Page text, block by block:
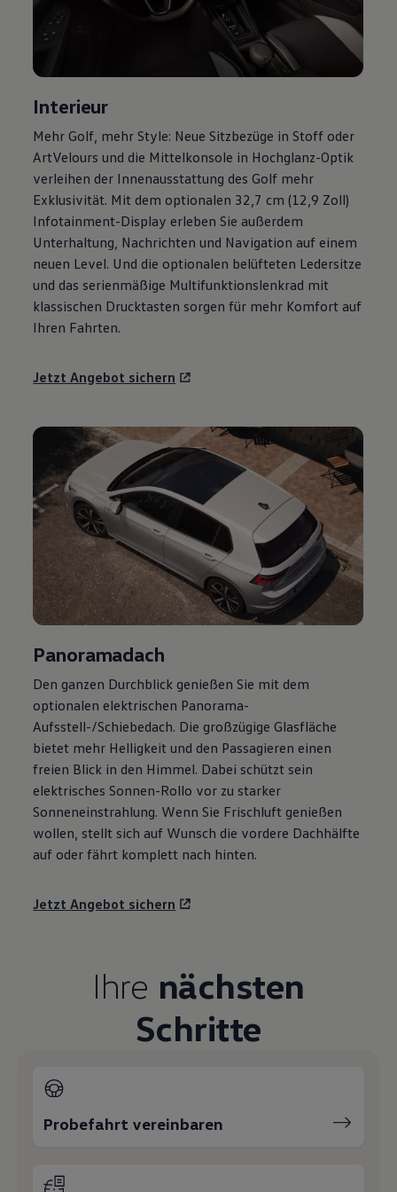
Motorenöl und Flüssigkeiten
Pannen- und Unfallhilfe
Economy Service
Volkswagen Teile
Modellspezifisches Zubehör
Transport
Entertainment und Elektronik
Individualisieren
Wallbox und Ladekabel
Digitale Extras
Dienste für Ihr Modell finden
Volkswagen Apps, Login und Shop
Handy und Fahrzeug verbinden
Updates für Software, Karten und Radio
Über Ihr Auto
Vorgängermodelle
Kundeninformationen
Volkswagen Kundenbetreuung
Digitale Betriebsanleitung
Lifestyle
Transport
Familie
Elektromobilität
Volkswagen R
Pannen- und Unfallhilfe
Volkswagen Kundenbetreuung
Interieur
Mehr Golf , mehr Style: Neue Sitzbezüge in Stoff oder
ArtVelours und die Mittelkonsole in Hochglanz-Optik
verleihen der Innenausstattung des Golf mehr
Exklusivität. Mit dem optionalen 32,7 cm (12,9 Zoll)
Infotainment-Display erleben Sie außerdem
Unterhaltung, Nachrichten und Navigation auf einem
neuen Level. Und die optionalen belüfteten Ledersitze
und das serienmäßige Multifunktionslenkrad mit
klassischen Drucktasten sorgen für mehr Komfort auf
Ihren Fahrten.
Jetzt Angebot sichern
Panoramadach
Den ganzen Durchblick genießen Sie mit dem
optionalen elektrischen Panorama-
Aufsstell-/Schiebedach. Die großzügige Glasfläche
bietet mehr Helligkeit und den Passagieren einen
freien Blick in den Himmel. Dabei schützt sein
elektrisches Sonnen-Rollo vor zu starker
Sonneneinstrahlung. Wenn Sie Frischluft genießen
wollen, stellt sich auf Wunsch die vordere Dachhälfte
auf oder fährt komplett nach hinten.
Jetzt Angebot sichern
Ihre nächsten
Schritte
Probefahrt vereinbaren